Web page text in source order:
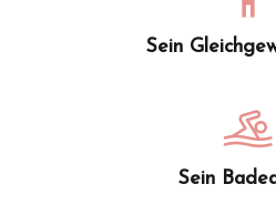
Sein
Sein